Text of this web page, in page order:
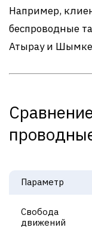
Например,
беспроводные
Атырау и
Параметр
Свобода
движений